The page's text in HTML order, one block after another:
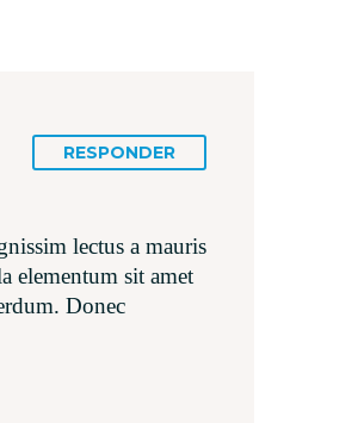
RESPONDER
lectus a mauris
elementum sit amet
Donec